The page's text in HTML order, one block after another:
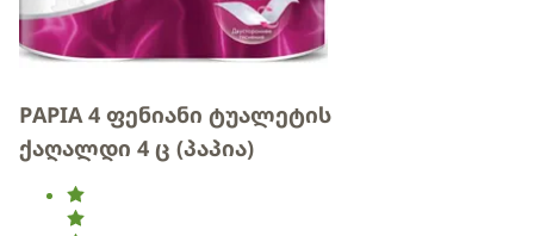
PAPIA 4 ფენიანი ტუალეტის
ქაღალდი 4 ც (პაპია)